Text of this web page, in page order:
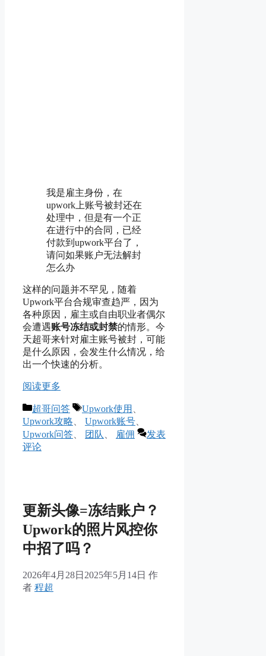
我是雇主身份，在
upwork上账号被封还在
处理中，但是有一个正
在进行中的合同，已经
付款到upwork平台了，
请问如果账户无法解封
怎么办
这样的问题并不罕见，随着
Upwork平台合规审查趋严，因为
各种原因，雇主或自由职业者偶尔
会遭遇账号冻结或封禁的情形。今
天超哥来针对雇主账号被封，可能
是什么原因，会发生什么情况，给
出一个快速的分析。
阅读更多
分
类
超哥问答
标
签
Upwork使用
Upwork攻略
Upwork账号
Upwork问答
团队 雇佣
发表
评论
更新头像=冻结账户？
Upwork的照片风控你
中招了吗？
2026年4月28日 2025年5月14日 作
者 程超